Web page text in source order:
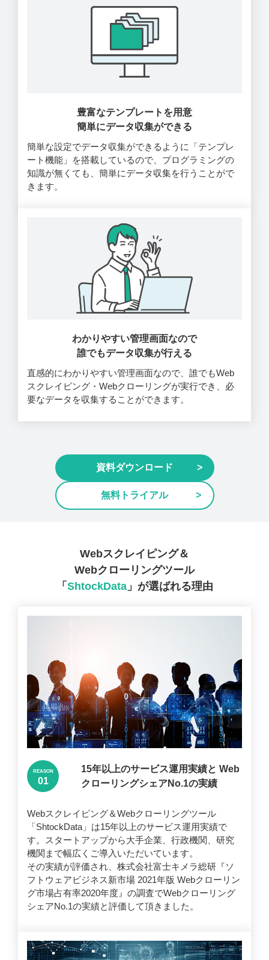
豊富なテンプレートを用意
簡単にデータ収集ができる
簡単な設定でデータ収集ができるように「テンプレ
ート機能」を搭載しているので、プログラミングの
知識が無くても、簡単にデータ収集を行うことがで
きます。
わかりやすい管理画面なので
誰でもデータ収集が行える
直感的にわかりやすい管理画面なので、誰でもWeb
スクレイピング・Webクローリングが実行でき、必
要なデータを収集することができます。
資料ダウンロード
無料トライアル
Webスクレイピング＆
Webクローリングツール
「 ShtockData」が選ばれる理由
REASON 15年以上のサービス運用実績と Web
クローリングシェアNo.1の実績
Webスクレイピング＆Webクローリングツール
「ShtockData」は15年以上のサービス運用実績で
す。スタートアップから大手企業、行政機関、研究
機関まで幅広くご導入いただいています。
その実績が評価され、株式会社富士キメラ総研『ソ
フトウェアビジネス新市場 2021年版 Webクローリン
グ市場占有率2020年度』の調査でWebクローリング
シェアNo.1の実績と評価して頂きました。